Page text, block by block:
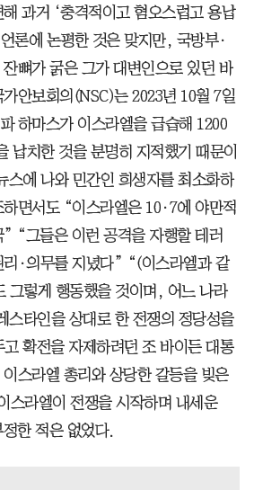
과거 ‘충격적이고 혐오스럽고 용납
론에 논평한 것은 맞지만, 국방부·
뼈가 굵은 그가 대변인으로 있던 바
안보회의(NSC)는 2023년 10월 7일
하마스가 이스라엘을 급습해 1200
납치한 것을 분명히 지적했기 때문이
스에 나와 민간인 희생자를 최소화하
면서도 “이스라엘은 10·7에 야만적
“그들은 이런 공격을 자행할 테러
·의무를 지녔다” “(이스라엘과 같
그렇게 행동했을 것이며, 어느 나라
스타인을 상대로 한 전쟁의 정당성을
확전을 자제하려던 조 바이든 대통
스라엘 총리와 상당한 갈등을 빚은
스라엘이 전쟁을 시작하며 내세운
정한 적은 없었다.